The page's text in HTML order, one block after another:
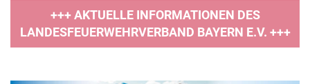
+++ AKTUELLE INFORMATIONEN DES
LANDESFEUERWEHRVERBAND BAYERN E.V. +++